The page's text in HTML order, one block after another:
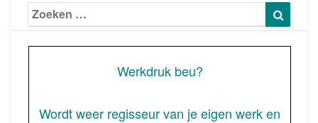
Zoeken
naar:
Werkdruk beu?
Wordt weer regisseur van je eigen werk en